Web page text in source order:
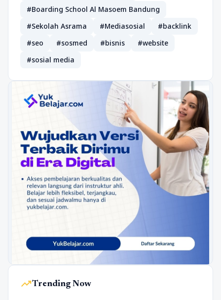
#Boarding School Al Masoem Bandung
#Sekolah Asrama
#Mediasosial
#backlink
#seo
#sosmed #bisnis
#website
#sosial media
trending_upTrending Now